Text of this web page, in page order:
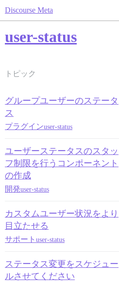
Discourse Meta
user-status
トピック
グループユーザーのステータ
ス
プラグインuser-status
ユーザーステータスのスタッ
フ制限を行うコンポーネント
の作成
開発user-status
カスタムユーザー状況をより
目立たせる
サポート user-status
ステータス変更をスケジュー
ルさせてください